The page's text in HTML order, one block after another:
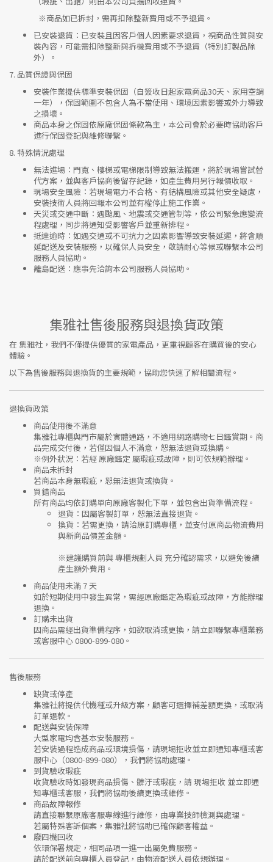
※商品如已拆封，需再扣除整新費用或不予退貨。
已安裝退貨 ：已安裝且因客戶個人因素要求退貨，視商品性質與安
裝內容，可能需扣除整新與拆機費用或不予退貨（特別訂製品除
外）。
7. 品質保證與保固
安裝作業提供標準安裝保固（自簽收日起家電商品30天、家用空調
一年），保固範圍不包含人為不當使用、環境因素影響或外力導致
之損壞。
商品本身之保固依原廠保固條款為主，本公司會於必要時協助客戶
進行保固登記與維修聯繫。
8. 特殊情況處理
無法進場 ：門寬、樓梯或電梯限制導致無法搬運，將於現場嘗試替
代方案，並與客戶協商後留存紀錄，如產生費用另行報價收取。
現場安全風險 ： 若現場電力不合格、有結構風險或其他安全疑慮，
安裝技術人員將回報本公司並有權停止施工作業。
天災或交通中斷 ：遇颱風、地震或交通管制等，依公司緊急應變流
程處理，同步將通知受影響客戶並重新排程。
抵達逾時 ：如遇交通或不可抗力之因素影響導致安裝延遲，將會順
延配送及安裝服務，以確保人員安全，敬請耐心等候或聯繫本公司
服務人員協助。
離島配送 ：應事先洽詢本公司服務人員協助。
集雅社售後服務與退換貨政策
在集雅社 ，我們不僅提供優質的家電產品，更重視顧客在購買後的安心
體驗。
以下為售後服務與退換貨的主要規範，協助您快速了解相關流程。
退換貨政策
商品使用後不滿意
集雅社專櫃與門市屬於實體通路，不適用網路購物七日鑑賞期 。商
品完成交付後，若僅因個人不滿意，恕無法退貨或換購。
※例外狀況：若經 原廠鑑定 屬瑕疵或故障，則可依規範辦理。
商品未拆封
若商品本身無瑕疵，恕無法退貨或換貨。
買錯商品
所有商品均依訂購單向原廠客製化下單 ，並包含出貨準備流程。
退貨 ：因屬客製訂單，恕無法直接退貨。
換貨 ：若需更換，請洽原訂購專櫃，並支付原商品物流費用
與新商品價差金額 。
※建議購買前與專櫃規劃人員 充分確認需求，以避免後續
產生額外費用。
商品使用未滿 7 天
如於短期使用中發生異常，需經原廠鑑定為瑕疵或故障，方能辦理
退換。
訂購未出貨
因商品需經出貨準備程序，如欲取消或更換，請立即聯繫專櫃業務
或客服中心 0800-899-080 。
售後服務
缺貨或停產
集雅社將提供代機種或升級方案 ，顧客可選擇補差額更換，或取消
訂單退款。
配送與安裝保障
大型家電均含基本安裝服務。
若安裝過程造成商品或環境損傷，請現場拒收並立即通知專櫃或客
服中心 （0800-899-080），我們將協助處理。
到貨驗收瑕疵
收貨驗收時如發現商品損傷、髒汙或瑕疵 ，請 現場拒收 並立即通
知專櫃或客服，我們將協助後續更換或維修。
商品故障報修
請直接聯繫原廠客服專線進行維修，由專業技師檢測與處理。
若屬特殊客訴個案，集雅社將協助已確保顧客權益。
廢四機回收
依環保署規定，相同品項一進一出屬免費服務。
請於配送前向專櫃人員登記，由物流配送人員依規辦理。